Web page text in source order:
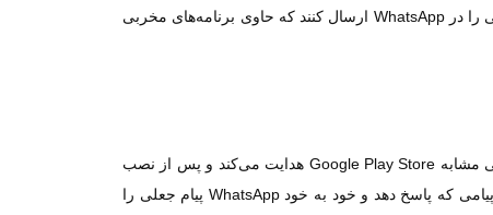
لوکاس استفانکو، محقق شرکت امنیت سایبری ESET، نقصی را در سیستم عامل اندروید فاش کرد که می‌تواند به هکر‌ها اجازه دهد پیامی را در WhatsApp ارسال کنند که حاوی برنامه‌های مخربی
است که از کاربران می‌خواهد یک برنامه جعلی را برای کسب درآمد دانلود کنند و بعد آن‌ها را به وب سایتی مشابه Google Play Store هدایت می‌کند و پس از نصب
برنامه، پیام مخرب از کاربر می‌خواهد انواع مجوز‌ها را فعال کند؛ و در ادامه به صورت مخفیانه در پس زمینه کار می‌کنند تا کاربر به هر پیامی که پاسخ دهد و خود به خود WhatsApp پیام جعلی را